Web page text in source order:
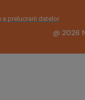
a prelucrarii datelor
@ 2026